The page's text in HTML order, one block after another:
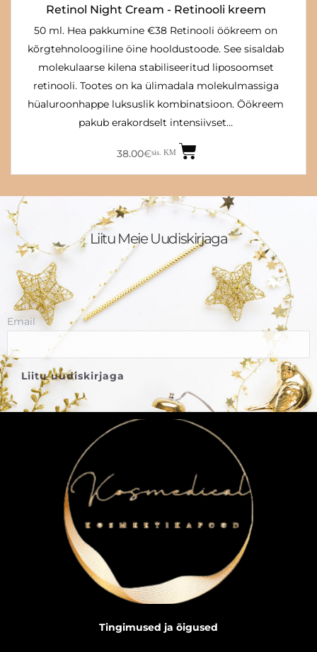
Retinol Night Cream - Retinooli kreem
50 ml. Hea pakkumine €38 Retinooli öökreem on
kõrgtehnoloogiline öine hooldustoode. See sisaldab
molekulaarse kilena stabiliseeritud liposoomset
retinooli. Tootes on ka ülimadala molekulmassiga
hüaluroonhappe luksuslik kombinatsioon. Öökreem
pakub erakordselt intensiivset…
38.00€sis. KM
Liitu Meie Uudiskirjaga
Email
Tingimused ja õigused